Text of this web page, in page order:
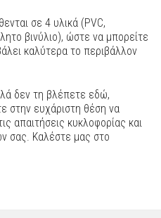
σε 4 υλικά (PVC,
βινύλιο), ώστε να μπορείτε
καλύτερα το περιβάλλον
δεν τη βλέπετε εδώ,
στην ευχάριστη θέση να
απαιτήσεις κυκλοφορίας και
σας. Καλέστε μας στο